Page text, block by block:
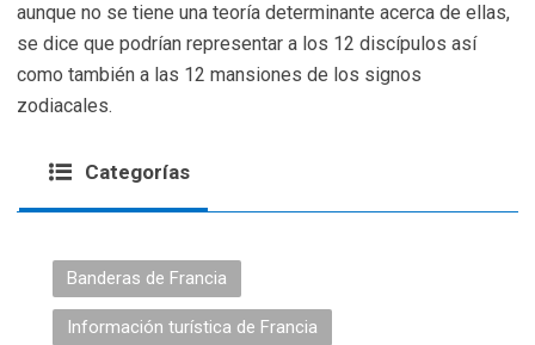
aunque no se tiene una teoría determinante acerca de ellas,
se dice que podrían representar a los 12 discípulos así
como también a las 12 mansiones de los signos
zodiacales.
Categorías
Banderas de Francia
Información turística de Francia